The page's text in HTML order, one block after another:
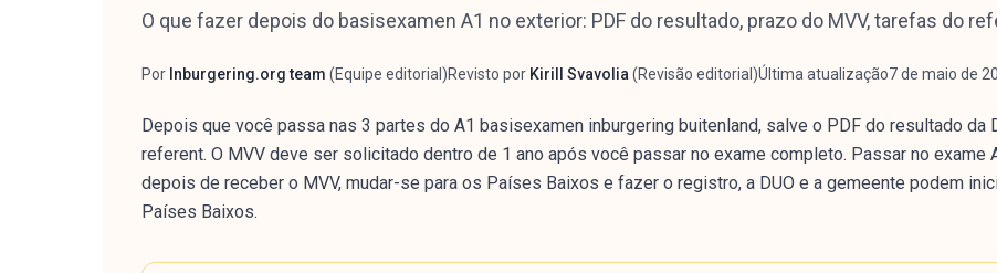
O que fazer depois do basisexamen A1 no exterior: PDF do resultado, prazo do MVV, tarefas do
Autor
Por Inburgering.org team (Equipe editorial )
Revisor
Revisto por Kirill Svavolia (Revisão editorial )Última atualização7 de maio de
Depois que você passa nas 3 partes do A1 basisexamen inburgering buitenland, salve o PDF do resultado da
referent. O MVV deve ser solicitado dentro de 1 ano após você passar no exame completo. Passar no exame
depois de receber o MVV, mudar-se para os Países Baixos e fazer o registro, a DUO e a gemeente podem
Países Baixos.